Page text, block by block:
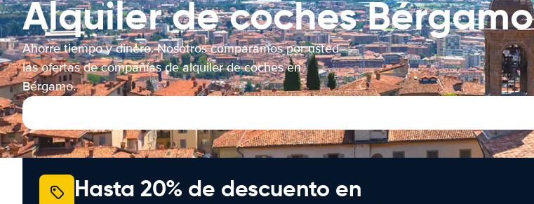
Alquiler de coches Bérgamo
Ahorre tiempo y dinero. Nosotros comparamos por usted
las ofertas de compañías de alquiler de coches en
Bérgamo.
Hasta 20% de descuento en